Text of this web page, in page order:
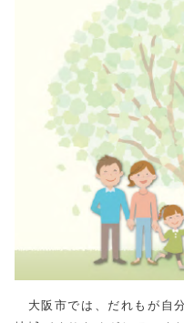
大阪市では、だれもが自